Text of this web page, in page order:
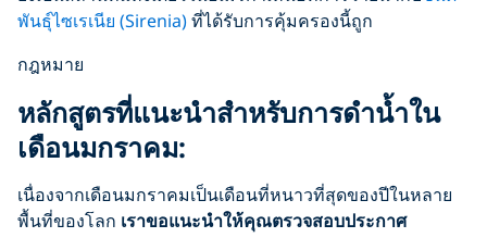
พันธุ์ไซเรเนีย (Sirenia)ที่ได้รับการคุ้มครองนี้ถูก
กฎหมาย
หลักสูตรที่แนะนำสำหรับการดำน้ำใน
เดือนมกราคม:
เนื่องจากเดือนมกราคมเป็นเดือนที่หนาวที่สุดของปีในหลาย
พื้นที่ของโลก เราขอแนะนำให้คุณตรวจสอบประกาศ